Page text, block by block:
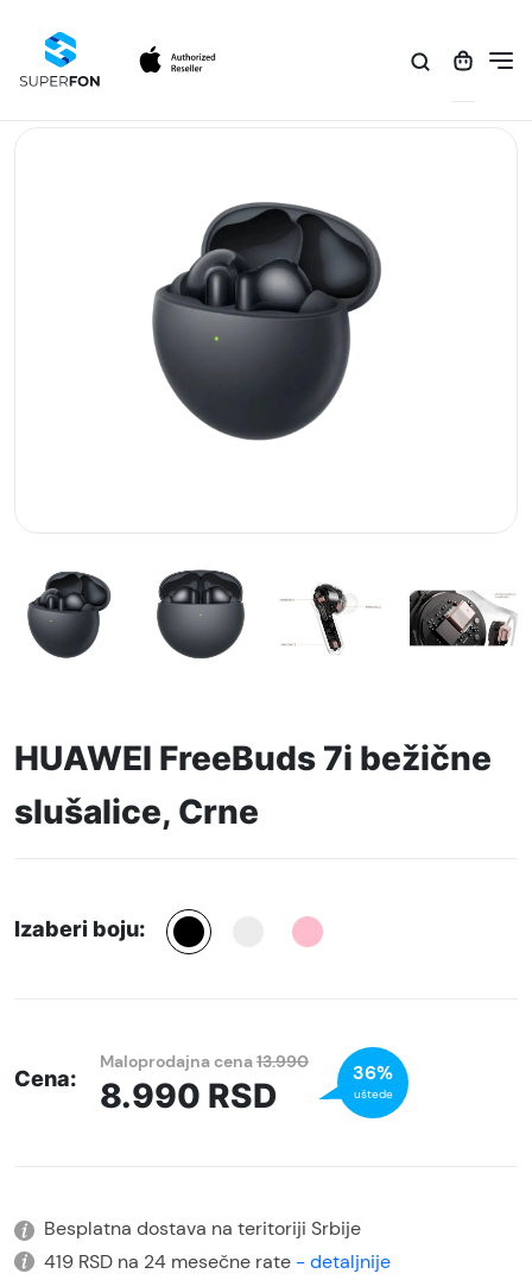
HUAWEI FreeBuds 7i bežične
slušalice, Crne
Izaberi boju:
Cena:
Maloprodajna cena13.990
8.990 RSD
36%
uštede
Besplatna dostava na teritoriji Srbije
419 RSD na 24 mesečne rate - detaljnije